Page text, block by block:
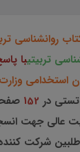
روانشناسی
تربیتیبا
استخدامی
در 152
عالی جهت
شرکت